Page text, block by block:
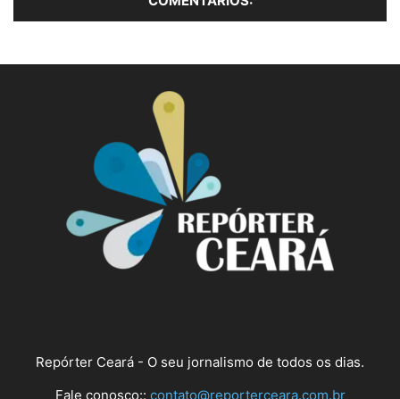
Repórter Ceará - O seu jornalismo de todos os dias.
Fale conosco:: contato@reporterceara.com.br